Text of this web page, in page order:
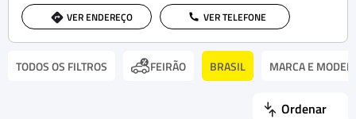
VER ENDEREÇO VER TELEFONE
TODOS OS FILTROS FEIRÃO BRASIL MARCA E
Ordenar